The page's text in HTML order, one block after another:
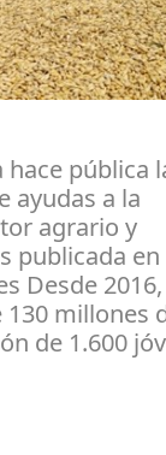
pública
ayudas a la
agrario y
publicada
Desde
millones
de 1.600